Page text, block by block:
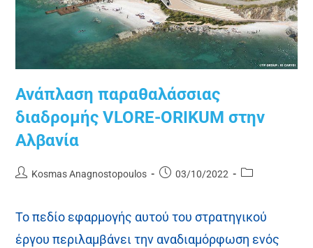
Ανάπλαση παραθαλάσσιας
διαδρομής VLORE-ORIKUM στην
Αλβανία
Kosmas Anagnostopoulos 03/10/2022
Το πεδίο εφαρμογής αυτού του στρατηγικού
έργου περιλαμβάνει την αναδιαμόρφωση ενός